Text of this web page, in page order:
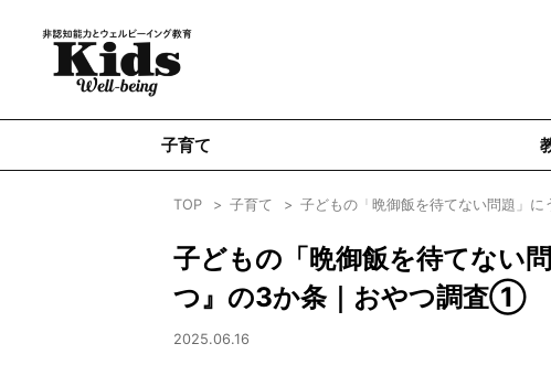
子育て
TOP 子育て 子どもの「晩御飯を待てない問題」
子どもの「晩御飯を待てない
つ』の3か条｜おやつ調査①
2025.06.16